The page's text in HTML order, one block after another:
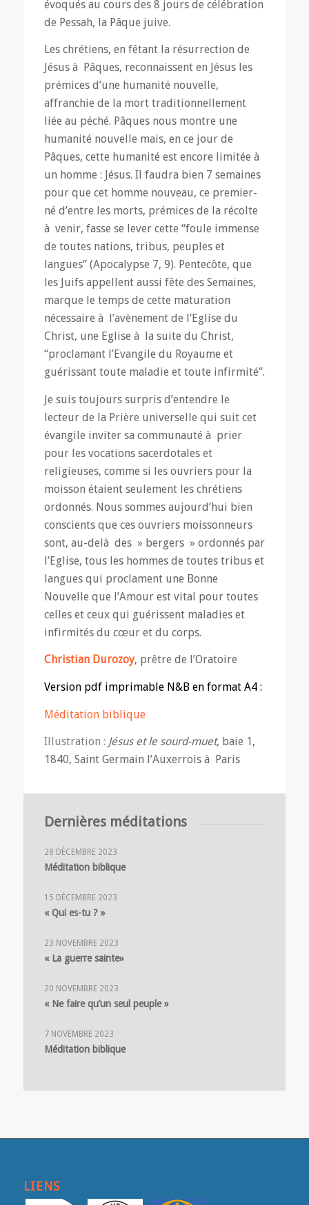
évoqués au cours des 8 jours de célébration
de Pessah, la Pâque juive.
Les chrétiens, en fêtant la résurrection de
Jésus à Pâques, reconnaissent en Jésus les
prémices d’une humanité nouvelle,
affranchie de la mort traditionnellement
liée au péché. Pâques nous montre une
humanité nouvelle mais, en ce jour de
Pâques, cette humanité est encore limitée à
un homme : Jésus. Il faudra bien 7 semaines
pour que cet homme nouveau, ce premier-
né d’entre les morts, prémices de la récolte
à venir, fasse se lever cette “foule immense
de toutes nations, tribus, peuples et
langues” (Apocalypse 7, 9). Pentecôte, que
les Juifs appellent aussi fête des Semaines,
marque le temps de cette maturation
nécessaire à l’avènement de l’Eglise du
Christ, une Eglise à la suite du Christ,
“proclamant l’Evangile du Royaume et
guérissant toute maladie et toute infirmité”.
Je suis toujours surpris d’entendre le
lecteur de la Prière universelle qui suit cet
évangile inviter sa communauté à prier
pour les vocations sacerdotales et
religieuses, comme si les ouvriers pour la
moisson étaient seulement les chrétiens
ordonnés. Nous sommes aujourd’hui bien
conscients que ces ouvriers moissonneurs
sont, au-delà des » bergers » ordonnés par
l’Eglise, tous les hommes de toutes tribus et
langues qui proclament une Bonne
Nouvelle que l’Amour est vital pour toutes
celles et ceux qui guérissent maladies et
infirmités du cœur et du corps.
Christian Durozoy, prêtre de l’Oratoire
Version pdf imprimable N&B en format A4 :
Méditation biblique
Illustration : Jésus et le sourd-muet, baie 1,
1840, Saint Germain l’Auxerrois à Paris
Dernières méditations
28 DÉCEMBRE 2023
Méditation biblique
15 DÉCEMBRE 2023
« Qui es-tu ? »
23 NOVEMBRE 2023
« La guerre sainte»
20 NOVEMBRE 2023
« Ne faire qu’un seul peuple »
7 NOVEMBRE 2023
Méditation biblique
LIENS